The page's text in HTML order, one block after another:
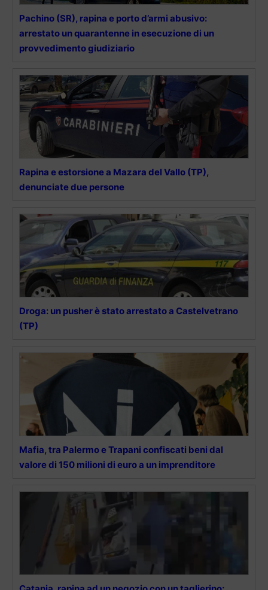
Pachino (SR), rapina e porto d’armi abusivo:
arrestato un quarantenne in esecuzione di un
provvedimento giudiziario
Rapina e estorsione a Mazara del Vallo (TP),
denunciate due persone
Droga: un pusher è stato arrestato a Castelvetrano
(TP)
Mafia, tra Palermo e Trapani confiscati beni dal
valore di 150 milioni di euro a un imprenditore